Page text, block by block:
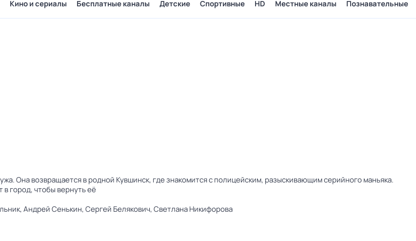
Кино и сериалы Бесплатные каналы Детские Спортивные HD Местные каналы Познавательные
Она возвращается в родной Кувшинск, где знакомится с полицейским, разыскивающим серийного маньяка.
город, чтобы вернуть её
Андрей Сенькин,Сергей Белякович,Светлана Никифорова